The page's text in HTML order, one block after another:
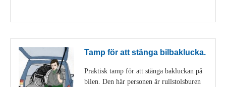
Tamp för att stänga bilbaklucka.
Praktisk tamp för att stänga bakluckan på
bilen. Den här personen är rullstolsburen